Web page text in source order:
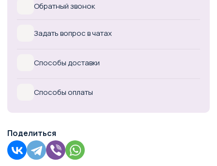
Обратный звонок
Задать вопрос в чатах
Способы доставки
Способы оплаты
Поделиться